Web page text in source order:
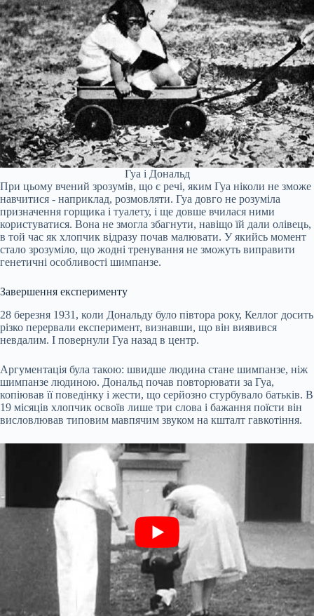
Гуа і Дональд
При цьому вчений зрозумів, що є речі, яким Гуа ніколи не зможе
навчитися - наприклад, розмовляти. Гуа довго не розуміла
призначення горщика і туалету, і ще довше вчилася ними
користуватися. Вона не змогла збагнути, навіщо їй дали олівець,
в той час як хлопчик відразу почав малювати. У якийсь момент
стало зрозуміло, що жодні тренування не зможуть виправити
генетичні особливості шимпанзе.
Завершення експерименту
28 березня 1931, коли Дональду було півтора року, Келлог досить
різко перервали експеримент, визнавши, що він виявився
невдалим. І повернули Гуа назад в центр.
Аргументація була такою: швидше людина стане шимпанзе, ніж
шимпанзе людиною. Дональд почав повторювати за Гуа,
копіював її поведінку і жести, що серйозно стурбувало батьків. В
19 місяців хлопчик освоїв лише три слова і бажання поїсти він
висловлював типовим мавпячим звуком на кшталт гавкотіння.